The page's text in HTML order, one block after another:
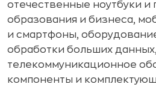
отечественные ноутбуки и
образования и бизнеса,
и смартфоны,
обработки больших данных,
телекоммуникационное
компоненты и